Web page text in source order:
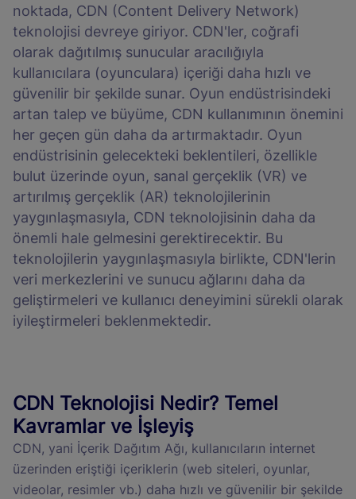
noktada, CDN (Content Delivery Network)
teknolojisi devreye giriyor. CDN'ler, coğrafi
olarak dağıtılmış sunucular aracılığıyla
kullanıcılara (oyunculara) içeriği daha hızlı ve
güvenilir bir şekilde sunar. Oyun endüstrisindeki
artan talep ve büyüme, CDN kullanımının önemini
her geçen gün daha da artırmaktadır. Oyun
endüstrisinin gelecekteki beklentileri, özellikle
bulut üzerinde oyun, sanal gerçeklik (VR) ve
artırılmış gerçeklik (AR) teknolojilerinin
yaygınlaşmasıyla, CDN teknolojisinin daha da
önemli hale gelmesini gerektirecektir. Bu
teknolojilerin yaygınlaşmasıyla birlikte, CDN'lerin
veri merkezlerini ve sunucu ağlarını daha da
geliştirmeleri ve kullanıcı deneyimini sürekli olarak
iyileştirmeleri beklenmektedir.
CDN Teknolojisi Nedir? Temel
Kavramlar ve İşleyiş
CDN, yani İçerik Dağıtım Ağı, kullanıcıların internet
üzerinden eriştiği içeriklerin (web siteleri, oyunlar,
videolar, resimler vb.) daha hızlı ve güvenilir bir şekilde